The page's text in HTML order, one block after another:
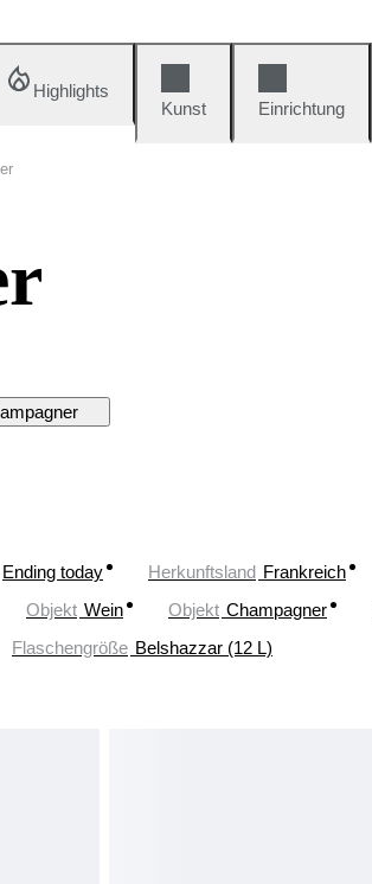
Highlights
Kunst
Einrichtung
Ending today Herkunftsland Frankreich
Objekt Wein Objekt Champagner
Flaschengröße Belshazzar (12 L)